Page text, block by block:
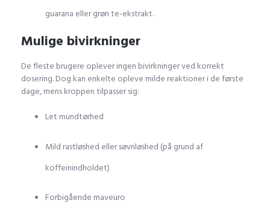
guarana eller grøn te-ekstrakt.
Mulige bivirkninger
De fleste brugere oplever ingen bivirkninger ved korrekt
dosering. Dog kan enkelte opleve milde reaktioner i de første
dage, mens kroppen tilpasser sig:
Let mundtørhed
Mild rastløshed eller søvnløshed (på grund af
koffeinindholdet)
Forbigående maveuro